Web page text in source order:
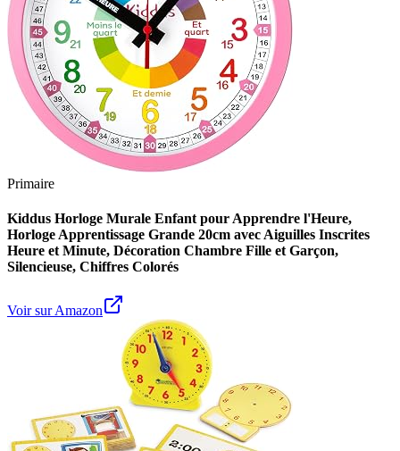
Primaire
Kiddus Horloge Murale Enfant pour Apprendre l'Heure,
Horloge Apprentissage Grande 20cm avec Aiguilles Inscrites
Heure et Minute, Décoration Chambre Fille et Garçon,
Silencieuse, Chiffres Colorés
Voir sur Amazon